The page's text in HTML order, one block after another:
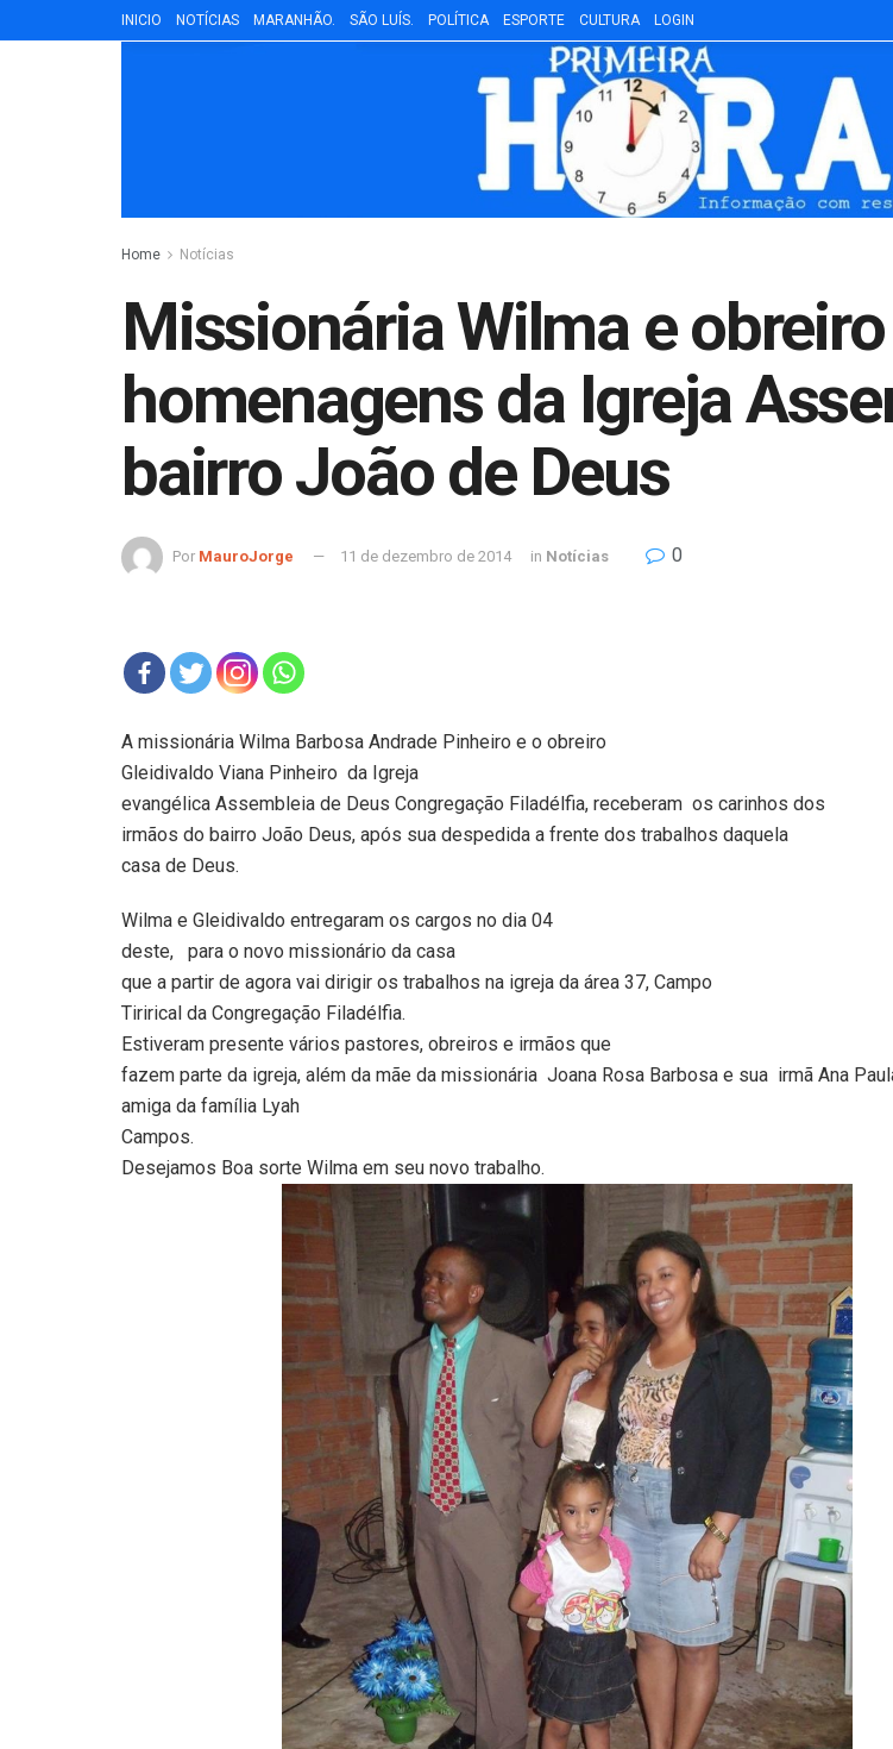
INICIO NOTÍCIAS MARANHÃO. SÃO LUÍS. POLÍTICA ESPORTE CULTURA LOGIN
Home Notícias
Missionária Wilma e
homenagens da Igreja
bairro João de Deus
Por MauroJorge 11 de dezembro de 2014 in Notícias 0
A missionária Wilma Barbosa Andrade Pinheiro e o obreiro
Gleidivaldo Viana Pinheiro da Igreja
evangélica Assembleia de Deus Congregação Filadélfia, receberam os carinhos dos
irmãos do bairro João Deus, após sua despedida a frente dos trabalhos daquela
casa de Deus.
Wilma e Gleidivaldo entregaram os cargos no dia 04
deste,
para o novo missionário da casa
que a partir de agora vai dirigir os trabalhos na igreja da área 37, Campo
Tirirical da Congregação Filadélfia.
Estiveram presente vários pastores, obreiros e irmãos que
fazem parte da igreja, além da mãe da missionária Joana Rosa Barbosa e sua irmã Ana
amiga da família Lyah
Campos.
Desejamos Boa sorte Wilma em seu novo trabalho.